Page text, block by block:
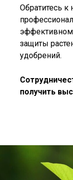
Обратитесь к
защиты
удобрений.
получить